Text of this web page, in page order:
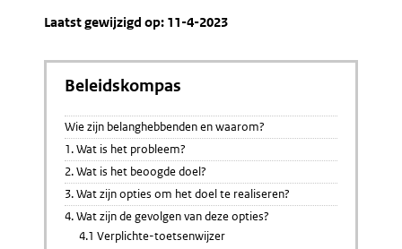
Laatst gewijzigd op: 11-4-2023
Beleidskompas
Wie zijn belanghebbenden en waarom?
1. Wat is het probleem?
2. Wat is het beoogde doel?
3. Wat zijn opties om het doel te realiseren?
4. Wat zijn de gevolgen van deze opties?
4.1 Verplichte-toetsenwijzer